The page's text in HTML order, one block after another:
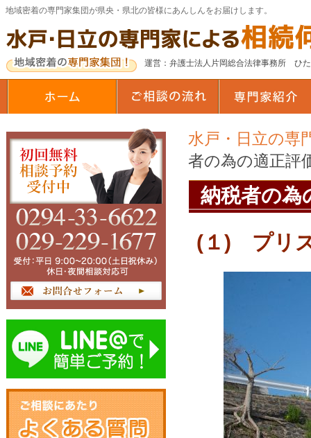
地域密着の専門家集団が県央・県北の皆様にあんしんをお届けします。
運営：弁護士法人片岡総合法律事務所 ひ
水戸・日立の専
者の為の適正評
納税者の為
(１) プリ